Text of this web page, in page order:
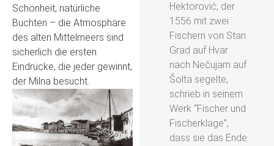
Schönheit, natürliche
Buchten – die Atmosphäre
des alten Mittelmeers sind
sicherlich die ersten
Eindrücke, die jeder gewinnt,
der Milna besucht.
Hektorović, der
1556 mit zwei
Fischern von Stari
Grad auf Hvar
nach Nečujam auf
Šolta segelte,
schrieb in seinem
Werk “Fischer und
Fischerklage”,
dass sie das Ende